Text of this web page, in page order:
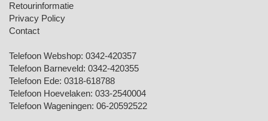
Retourinformatie
Privacy Policy
Contact
Telefoon Webshop: 0342-420357
Telefoon Barneveld: 0342-420355
Telefoon Ede: 0318-618788
Telefoon Hoevelaken: 033-2540004
Telefoon Wageningen: 06-20592522